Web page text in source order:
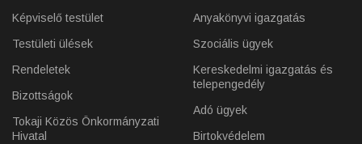
Képviselő testület
Testületi ülések
Rendeletek
Bizottságok
Tokaji Közös Önkormányzati
Hivatal
Anyakönyvi igazgatás
Szociális ügyek
Kereskedelmi igazgatás és
telepengedély
Adó ügyek
Birtokvédelem